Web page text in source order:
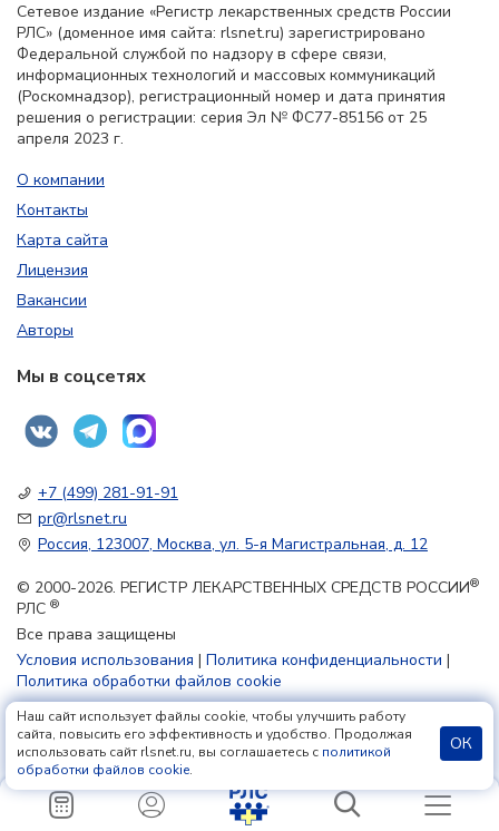
Сетевое издание «Регистр лекарственных средств России
РЛС» (доменное имя сайта: rlsnet.ru) зарегистрировано
Федеральной службой по надзору в сфере связи,
информационных технологий и массовых коммуникаций
(Роскомнадзор), регистрационный номер и дата принятия
решения о регистрации: серия Эл № ФС77-85156 от 25
апреля 2023 г.
О компании
Контакты
Карта сайта
Лицензия
Вакансии
Авторы
Мы в соцсетях
+7 (499) 281-91-91
pr@rlsnet.ru
Россия, 123007, Москва, ул. 5-я Магистральная, д. 12
© 2000-2026. РЕГИСТР ЛЕКАРСТВЕННЫХ СРЕДСТВ РОССИИ®
РЛС ®
Все права защищены
Условия использования | Политика конфиденциальности |
Политика обработки файлов cookie
18+
Наш сайт использует файлы cookie, чтобы улучшить работу
сайта, повысить его эффективность и удобство. Продолжая
использовать сайт rlsnet.ru, вы соглашаетесь с политикой
обработки файлов cookie.
ОК